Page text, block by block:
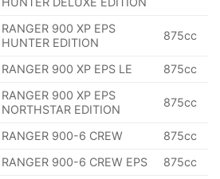
RANGER 900 XP EPS
HUNTER EDITION
875cc
RANGER 900 XP EPS LE 875cc
RANGER 900 XP EPS
NORTHSTAR EDITION
875cc
RANGER 900-6 CREW
875cc
RANGER 900-6 CREW EPS
875cc